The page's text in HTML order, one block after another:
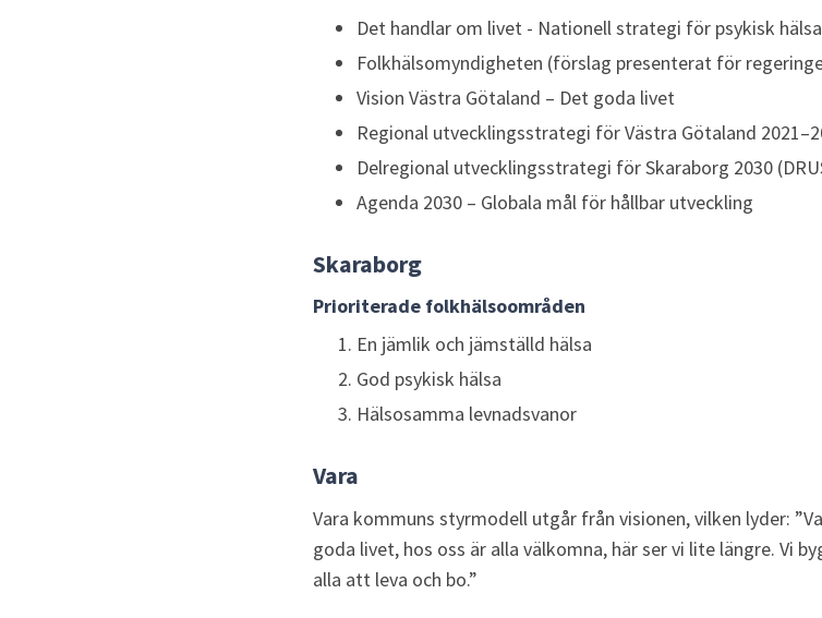
Det handlar om livet - Nationell strategi för psykisk
Folkhälsomyndigheten (förslag presenterat för
Vision Västra Götaland – Det goda livet
Regional utvecklingsstrategi för Västra Götaland
Delregional utvecklingsstrategi för Skaraborg 2030
Agenda 2030 – Globala mål för hållbar utveckling
Skaraborg
Prioriterade folkhälsoområden
En jämlik och jämställd hälsa
God psykisk hälsa
Hälsosamma levnadsvanor
Vara
Vara kommuns styrmodell utgår från visionen, vilken lyder:
goda livet, hos oss är alla välkomna, här ser vi lite längre. Vi
alla att leva och bo.”